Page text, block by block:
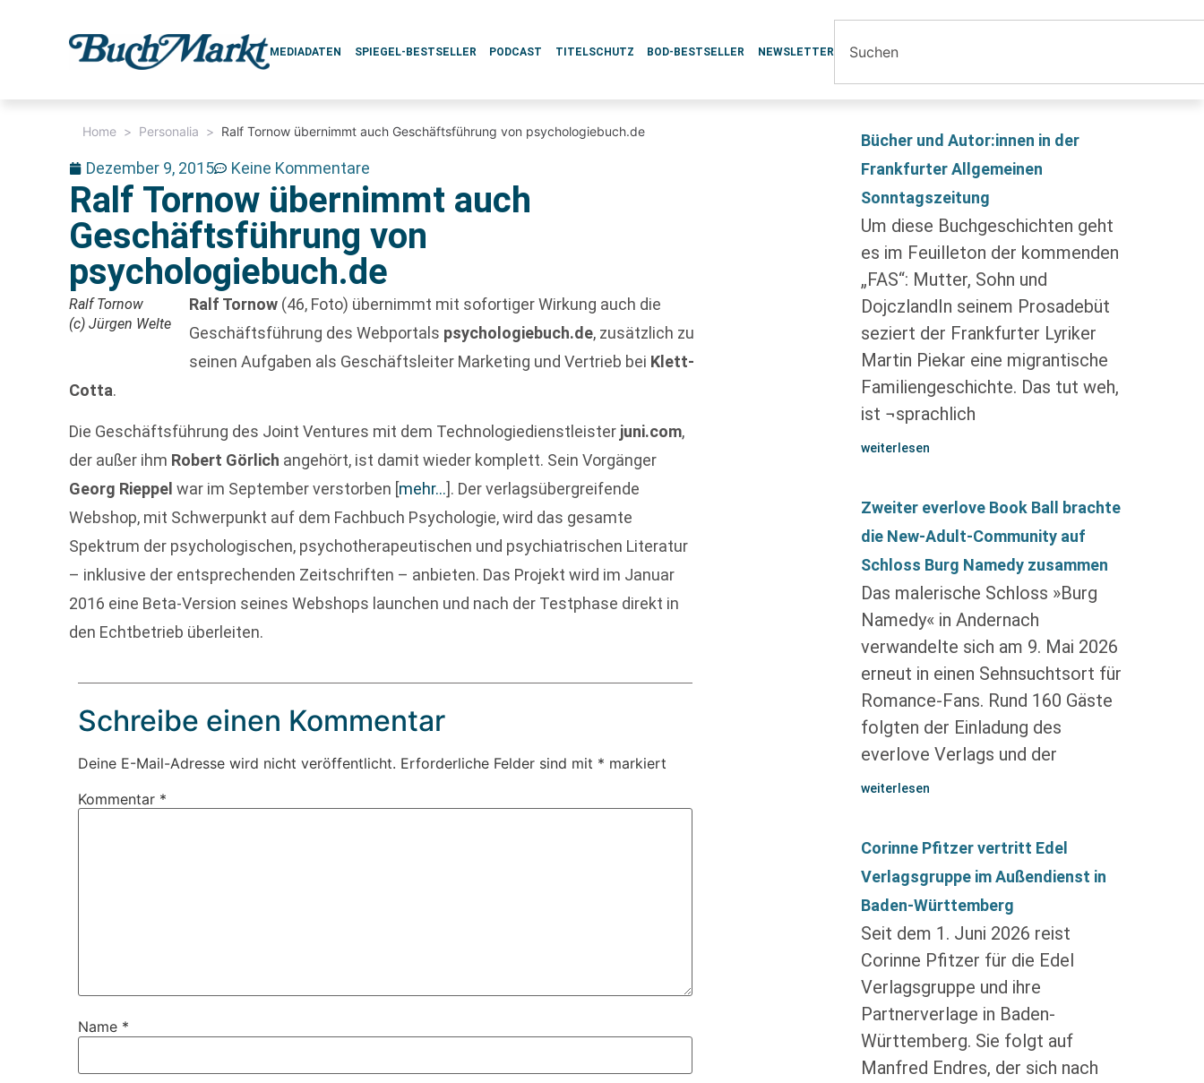
MEDIADATEN SPIEGEL-BESTSELLER PODCAST TITELSCHUTZ BOD-BESTSELLER NEWSLETTER
Home > Personalia > Ralf Tornow übernimmt auch Geschäftsführung von psychologiebuch.de
Dezember 9, 2015 Keine Kommentare
Ralf Tornow übernimmt auch
Geschäftsführung von
psychologiebuch.de
Ralf Tornow
(c) Jürgen Welte
Ralf Tornow (46, Foto) übernimmt mit sofortiger Wirkung auch die
Geschäftsführung des Webportals psychologiebuch.de, zusätzlich zu
seinen Aufgaben als Geschäftsleiter Marketing und Vertrieb bei Klett-
Cotta.
Die Geschäftsführung des Joint Ventures mit dem Technologiedienstleister juni.com,
der außer ihm Robert Görlich angehört, ist damit wieder komplett. Sein Vorgänger
Georg Rieppel war im September verstorben [mehr…]. Der verlagsübergreifende
Webshop, mit Schwerpunkt auf dem Fachbuch Psychologie, wird das gesamte
Spektrum der psychologischen, psychotherapeutischen und psychiatrischen Literatur
– inklusive der entsprechenden Zeitschriften – anbieten. Das Projekt wird im Januar
2016 eine Beta-Version seines Webshops launchen und nach der Testphase direkt in
den Echtbetrieb überleiten.
Schreibe einen Kommentar
Deine E-Mail-Adresse wird nicht veröffentlicht. Erforderliche Felder sind mit * markiert
Kommentar *
Name *
Bücher und Autor:innen in der
Frankfurter Allgemeinen
Sonntagszeitung
Um diese Buchgeschichten geht
es im Feuilleton der kommenden
„FAS“: Mutter, Sohn und
DojczlandIn seinem Prosadebüt
seziert der Frankfurter Lyriker
Martin Piekar eine migrantische
Familiengeschichte. Das tut weh,
ist ¬sprachlich
weiterlesen
Zweiter everlove Book Ball brachte
die New-Adult-Community auf
Schloss Burg Namedy zusammen
Das malerische Schloss »Burg
Namedy« in Andernach
verwandelte sich am 9. Mai 2026
erneut in einen Sehnsuchtsort für
Romance-Fans. Rund 160 Gäste
folgten der Einladung des
everlove Verlags und der
weiterlesen
Corinne Pfitzer vertritt Edel
Verlagsgruppe im Außendienst in
Baden-Württemberg
Seit dem 1. Juni 2026 reist
Corinne Pfitzer für die Edel
Verlagsgruppe und ihre
Partnerverlage in Baden-
Württemberg. Sie folgt auf
Manfred Endres, der sich nach